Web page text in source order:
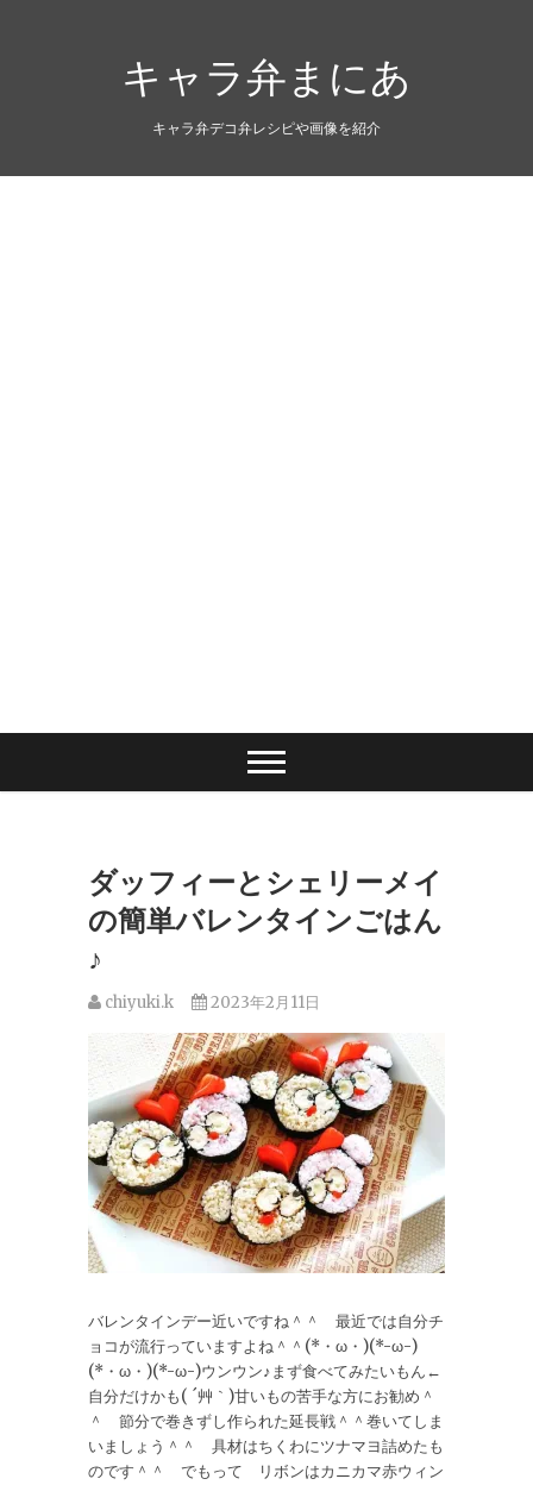
キャラ弁まにあ
キャラ弁デコ弁レシピや画像を紹介
ダッフィーとシェリーメイ
の簡単バレンタインごはん
♪
chiyuki.k 2023年2月11日
バレンタインデー近いですね＾＾ 最近では自分チ
ョコが流行っていますよね＾＾(*・ω・)(*-ω-)
(*・ω・)(*-ω-)ウンウン♪まず食べてみたいもん←
自分だけかも( ´艸｀)甘いもの苦手な方にお勧め＾
＾ 節分で巻きずし作られた延長戦＾＾巻いてしま
いましょう＾＾ 具材はちくわにツナマヨ詰めたも
のです＾＾ でもって リボンはカニカマ赤ウィン